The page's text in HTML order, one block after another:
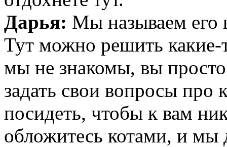
Дарья: Мы называем его
Тут можно решить
мы не знакомы, вы
задать свои вопросы
посидеть, чтобы к вам
обложитесь котами, и